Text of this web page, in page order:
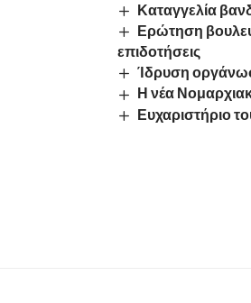
Καταγγελία
Ερώτηση
επιδοτήσεις
Ίδρυση
Η νέα
Ευχαριστήριο